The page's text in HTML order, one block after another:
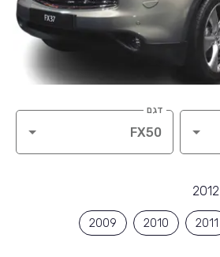
דגם
2012
2011
2010
2009